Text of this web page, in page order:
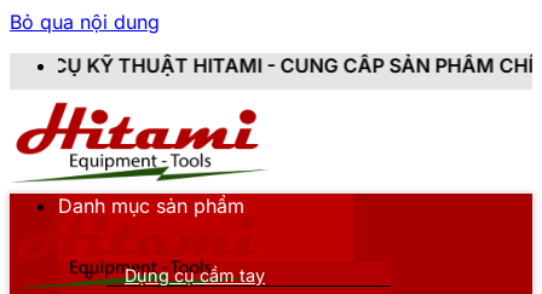
Bỏ qua nội dung
- CUNG CẤP SẢN PHẨM CHÍNH HÃNG, MỚI
Danh mục sản phẩm
Dụng cụ cầm tay